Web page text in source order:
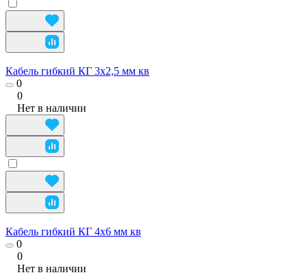
Кабель гибкий КГ 3х2,5 мм кв
0
0
Нет в наличии
Кабель гибкий КГ 4х6 мм кв
0
0
Нет в наличии